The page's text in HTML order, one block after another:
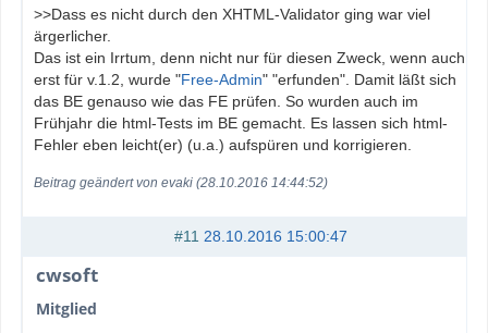
>>Dass es nicht durch den XHTML-Validator ging war viel
ärgerlicher.
Das ist ein Irrtum, denn nicht nur für diesen Zweck, wenn auch
erst für v.1.2, wurde "Free-Admin" "erfunden". Damit läßt sich
das BE genauso wie das FE prüfen. So wurden auch im
Frühjahr die html-Tests im BE gemacht. Es lassen sich html-
Fehler eben leicht(er) (u.a.) aufspüren und korrigieren.
Beitrag geändert von evaki (28.10.2016 14:44:52)
#11 28.10.2016 15:00:47
cwsoft
Mitglied